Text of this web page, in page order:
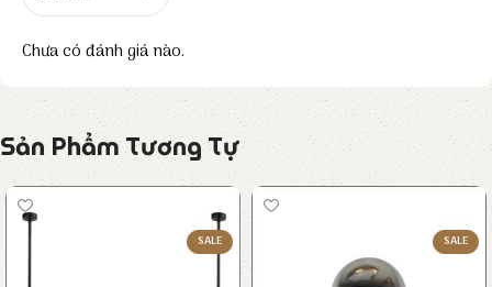
Chưa có đánh giá nào.
Sản Phẩm Tương Tự
SALE SALE